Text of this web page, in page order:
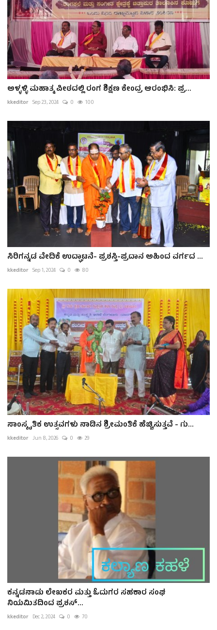
ಅಳ್ಳಳ್ಳಿ ಮಹಾತ್ಮ ಪೀಠದಲ್ಲಿ ರಂಗ ಶಿಕ್ಷಣ ಕೇಂದ್ರ ಆರಂಭಿಸಿ: ಪ್ರ...
kkeditor Sep 23, 2024 0 100
ಸಿರಿಗನ್ನಡ ವೇದಿಕೆ ಉದ್ಘಾಟನೆ- ಪ್ರಶಸ್ತಿ-ಪ್ರದಾನ ಅಹಿಂದ ವರ್ಗದ ...
kkeditor Sep 1, 2024 0 80
ಸಾಂಸ್ಕೃತಿಕ ಉತ್ಸವಗಳು ನಾಡಿನ ಶ್ರೀಮಂತಿಕೆ ಹೆಚ್ಚಿಸುತ್ತವೆ - ಗು...
kkeditor Jun 8, 2026 0 29
ಕನ್ನಡನಾಡು ಲೇಖಕರ ಮತ್ತು ಓದುಗರ ಸಹಕಾರ ಸಂಘ
ನಿಯಮಿತದಿಂದ ಪ್ರಶಸ್...
kkeditor Dec 2, 2024 0 70